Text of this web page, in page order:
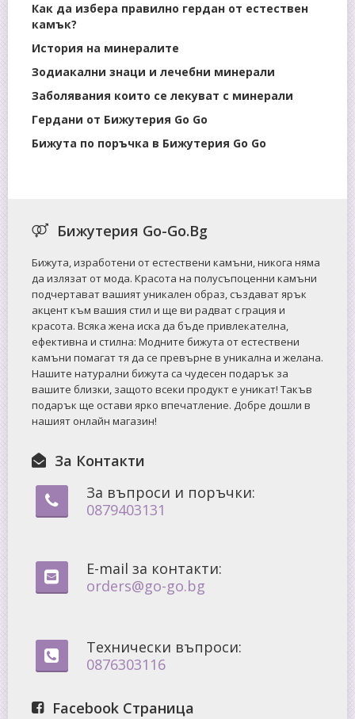
Как да избера правилно гердан от естествен
камък?
История на минералите
Зодиакални знаци и лечебни минерали
Заболявания които се лекуват с минерали
Гердани от Бижутерия Go Go
Бижута по поръчка в Бижутерия Go Go
Бижутерия Go-Go.Bg
Бижута, изработени от естествени камъни, никога няма
да излязат от мода. Красота на полусъпоценни камъни
подчертават вашият уникален образ, създават ярък
акцент към вашия стил и ще ви радват с грация и
красота. Всяка жена иска да бъде привлекателна,
ефективна и стилна: Mодните бижута от естествени
камъни помагат тя да се превърне в уникална и желана.
Нашите натурални бижута са чудесен подарък за
вашите близки, защото всеки продукт е уникат! Такъв
подарък ще остави ярко впечатление. Добре дошли в
нашият онлайн магазин!
За Контакти
За въпроси и поръчки:
0879403131
E-mail за контакти:
orders@go-go.bg
Технически въпроси:
0876303116
Facebook Страница